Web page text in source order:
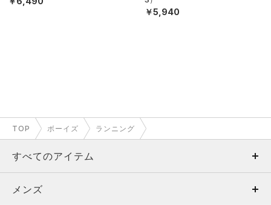
￥5,940
TOP ボーイズ ランニング
すべてのアイテム
メンズ
メンズ